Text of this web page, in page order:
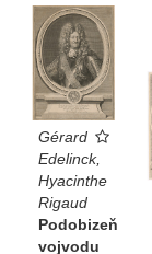
Gérard
Edelinck,
Hyacinthe
Rigaud
Podobizeň
vojvodu